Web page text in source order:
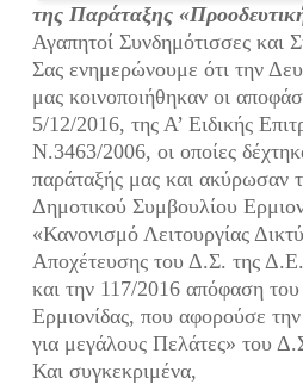
της Παράταξης
Αγαπητοί Συνδημότισσες και
Σας ενημερώνουμε ότι την
μας κοινοποιήθηκαν οι
5/12/2016, της Α’ Ειδικής
Ν.3463/2006, οι οποίες
παράταξής μας και ακύρωσαν
Δημοτικού Συμβουλίου
«Κανονισμό Λειτουργίας
Αποχέτευσης του Δ.Σ. της
και την 117/2016 απόφαση
Ερμιονίδας, που αφορούσε
για μεγάλους Πελάτες» του
Και συγκεκριμένα,